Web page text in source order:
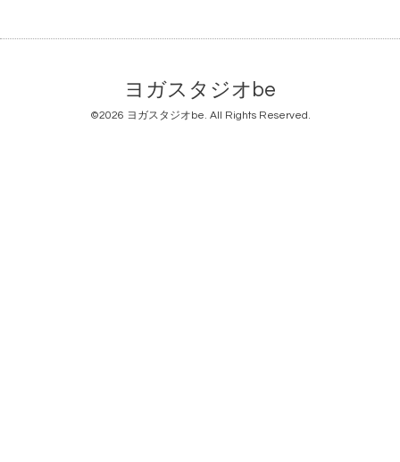
ヨガスタジオbe
©2026 ヨガスタジオbe. All Rights Reserved.